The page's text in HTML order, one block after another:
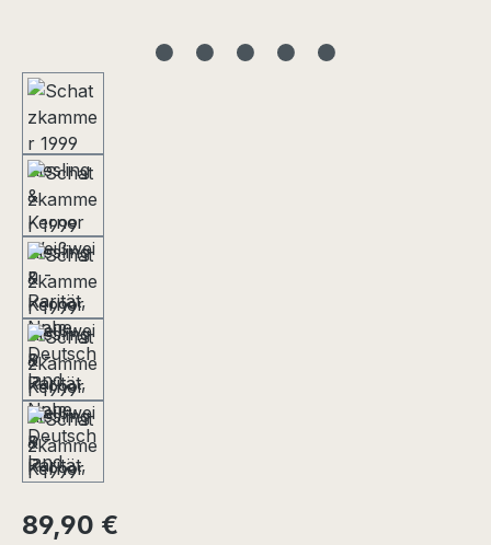
Regulärer Preis:
89,90 €